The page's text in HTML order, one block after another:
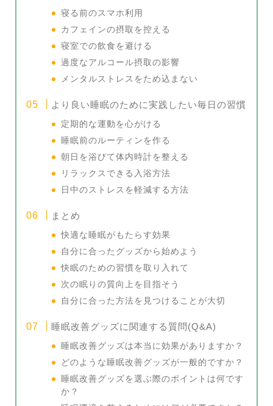
寝る前のスマホ利用
カフェインの摂取を控える
寝室での飲食を避ける
過度なアルコール摂取の影響
メンタルストレスをため込まない
より良い睡眠のために実践したい毎日の習慣
定期的な運動を心がける
睡眠前のルーティンを作る
朝日を浴びて体内時計を整える
リラックスできる入浴方法
日中のストレスを軽減する方法
まとめ
快適な睡眠がもたらす効果
自分に合ったグッズから始めよう
快眠のための習慣を取り入れて
次の眠りの質向上を目指そう
自分に合った方法を見つけることが大切
睡眠改善グッズに関連する質問(Q&A)
睡眠改善グッズは本当に効果がありますか？
どのような睡眠改善グッズが一般的ですか？
睡眠改善グッズを選ぶ際のポイントは何です
か？